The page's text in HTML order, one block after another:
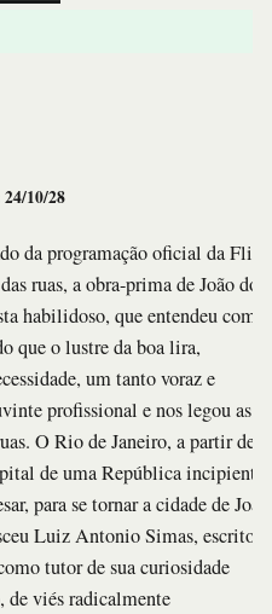
10/28
da programação oficial da Flip,
ruas, a obra-prima de João do
habilidoso, que entendeu como
que o lustre da boa lira,
um tanto voraz e
profissional e nos legou as
O Rio de Janeiro, a partir de
de uma República incipiente,
para se tornar a cidade de João
Luiz Antonio Simas, escritor
tutor de sua curiosidade
de viés radicalmente